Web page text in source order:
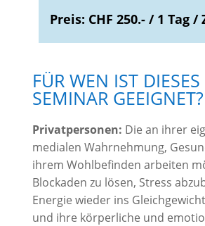
Preis: CHF 250.- / 1 Tag
FÜR WEN IST DIESES
SEMINAR GEEIGNET?
Privatpersonen: Die an ihrer
medialen Wahrnehmung,
ihrem Wohlbefinden arbeiten
Blockaden zu lösen, Stress
Energie wieder ins
und ihre körperliche und